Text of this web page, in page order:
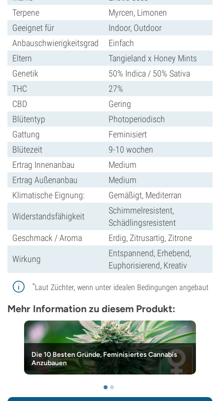
Terpene
Myrcen, Limonen
Geeignet für
Indoor, Outdoor
Anbauschwierigkeitsgrad
Einfach
Eltern
Tangieland x Honey Mints
Genetik
50% Indica / 50% Sativa
THC
27%
CBD
Gering
Blütentyp
Photoperiodisch
Gattung
Feminisiert
Blütezeit
9-10 wochen
Ertrag Innenanbau
Medium
Ertrag Außenanbau
Medium
Klimatische Eignung:
Gemäßigt, Mediterran
Widerstandsfähigkeit
Schimmelresistent,
Schädlingsresistent
Geschmack / Aroma
Erdig, Zitrusartig, Zitrone
Wirkung
Entspannend, Erhebend,
Euphorisierend, Kreativ
*Laut Züchter, wenn unter idealen Bedingungen angebaut
Mehr Information zu diesem Produkt:
Die 10 Besten Gründe, Feminisiertes Cannabis
Anzubauen